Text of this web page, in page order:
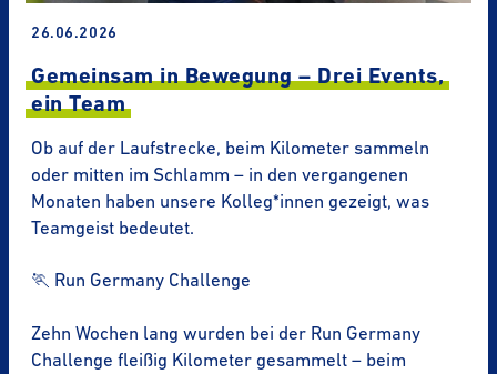
26.06.2026
Gemeinsam in Bewegung – Drei Events,
ein Team
Ob auf der Laufstrecke, beim Kilometer sammeln
oder mitten im Schlamm – in den vergangenen
Monaten haben unsere Kolleg*innen gezeigt, was
Teamgeist bedeutet.
🏃 Run Germany Challenge
Zehn Wochen lang wurden bei der Run Germany
Challenge fleißig Kilometer gesammelt – beim